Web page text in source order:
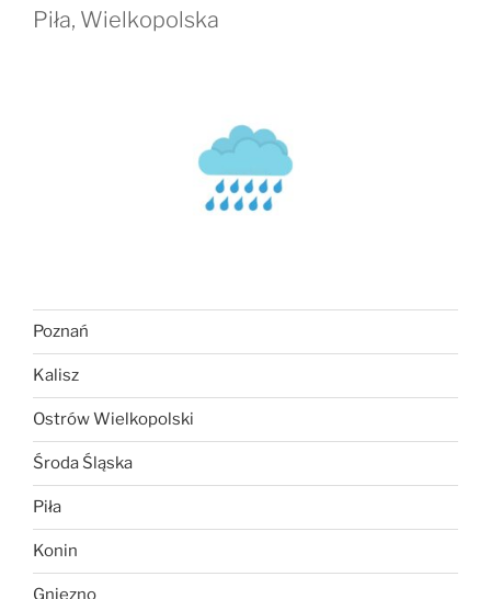
Piła, Wielkopolska
Poznań
Kalisz
Ostrów Wielkopolski
Środa Śląska
Piła
Konin
Gniezno